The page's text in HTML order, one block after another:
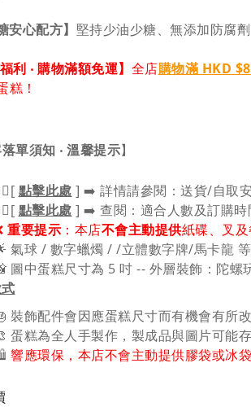
安心配方】 堅持少油少糖、無添加防腐
利 ‧ 購物滿額免運】 全店購物滿 HKD
糕！
單須知 ‧ 溫馨提示】
[ 點擊此處 ] ➡️ 詳情請參閱：送貨/自取
[ 點擊此處 ] ➡️ 查閱：適合人數及訂購時
重要提示 ：本店不會主動提供紙碟、叉
氣球 / 數字蠟燭 / /立體數字牌/馬卡龍
圖中蛋糕尺寸為 5 吋 -- 外層裝飾：陀
裝飾配件會因應蛋糕尺寸而有機會有所
蛋糕為全人手製作，製成品與圖片可能
響應環保，本店不會主動提供膠袋或冰